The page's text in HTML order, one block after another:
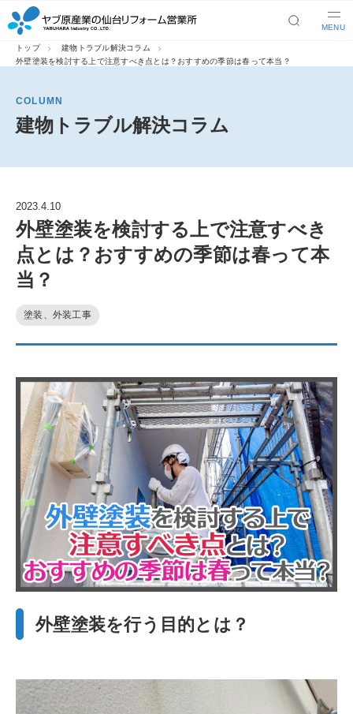
MENU
トップ
建物トラブル解決コラム
外壁塗装を検討する上で注意すべき点とは？おすすめの季節は春って本当？
COLUMN
建物トラブル解決コラム
2023.4.10
外壁塗装を検討する上で注意すべき
点とは？おすすめの季節は春って本
当？
塗装、外装工事
外壁塗装を行う目的とは？